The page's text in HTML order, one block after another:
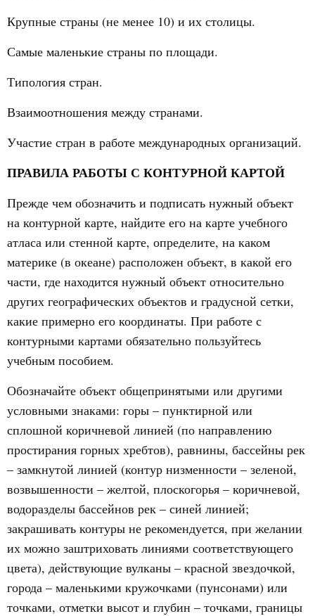
Крупные страны (не менее 10) и их столицы.
Самые маленькие страны по площади.
Типология стран.
Взаимоотношения между странами.
Участие стран в работе международных организаций.
ПРАВИЛА РАБОТЫ С КОНТУРНОЙ КАРТОЙ
Прежде чем обозначить и подписать нужный объект
на контурной карте, найдите его на карте учебного
атласа или стенной карте, определите, на каком
материке (в океане) расположен объект, в какой его
части, где находится нужный объект относительно
других географических объектов и градусной сетки,
какие примерно его координаты. При работе с
контурными картами обязательно пользуйтесь
учебным пособием.
Обозначайте объект общепринятыми или другими
условными знаками: горы – пунктирной или
сплошной коричневой линией (по направлению
простирания горных хребтов), равнины, бассейны рек
– замкнутой линией (контур низменности – зеленой,
возвышенности – желтой, плоскогорья – коричневой,
водоразделы бассейнов рек – синей линией;
закрашивать контуры не рекомендуется, при желании
их можно заштриховать линиями соответствующего
цвета), действующие вулканы – красной звездочкой,
города – маленькими кружочками (пунсонами) или
точками, отметки высот и глубин – точками, границы